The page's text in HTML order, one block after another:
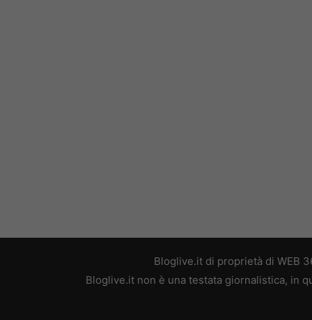
Bloglive.it di proprietà di WEB
Bloglive.it non è una testata giornalistica, in